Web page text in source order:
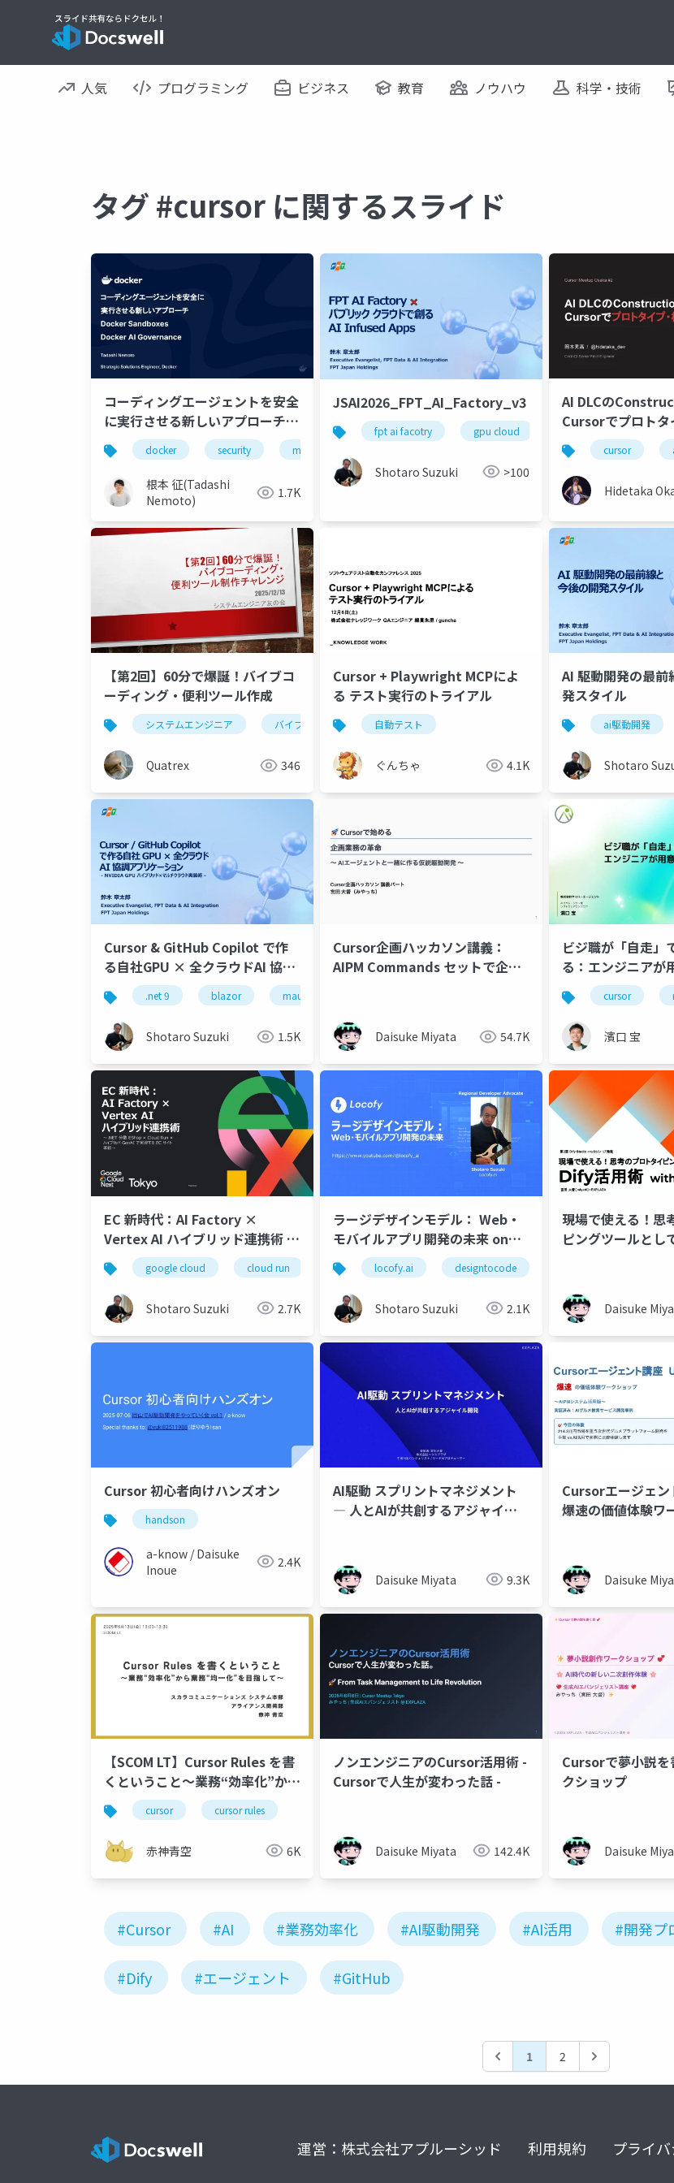
人気 プログラミング ビジネス 教育 ノウハウ 科学・技術
タグ #cursor に関するスライド
コーディングエージェントを安全
に実行させる新しいアプローチ
〜Docker Sandboxes・AI
Governance〜
docker security mcp
根本 征(Tadashi
Nemoto)
1.7K
JSAI2026_FPT_AI_Factory_v3
fpt ai facotry gpu cloud nvidia google
Shotaro Suzuki >100
AI DLCの
Cursorでプロトタ
る
cursor
Hidetaka
【第2回】60分で爆誕！バイブコ
ーディング・便利ツール作成
システムエンジニア バイブコーディング vibe coding claude code
Quatrex 346
Cursor + Playwright MCPによ
る テスト実行のトライアル
自動テスト
ぐんちゃ 4.1K
AI 駆動開発の最前
発スタイル
ai駆動開発
Shotaro
Cursor & GitHub Copilot で作
る自社GPU × 全クラウドAI 協調
アプリケーション- AI 駆動開発新
時代- NVIDIA GPU ハイブリッド
×マルチクラウド実装術-公開
.net 9 blazor maui gpu nvidia
Shotaro Suzuki 1.5K
Cursor企画ハッカソン講義：
AIPM Commands セットで企画
Daisuke Miyata 54.7K
ビジ職が「自走」
る：エンジニアが
Cursor構成
cursor
濱口 宝
EC 新時代：AI Factory ×
Vertex AI ハイブリッド連携術 -
配布用(当日実施版)
google cloud cloud run gemini 2.5 pro gemini 2.0 flash
Shotaro Suzuki 2.7K
ラージデザインモデル： Web・
モバイルアプリ開発の未来 on
Vibe Coding Catfe
locofy.ai designtocode
Shotaro Suzuki 2.1K
現場で使える！思
ピングツールとし
Daisuke
Cursor 初心者向けハンズオン
handson
a-know / Daisuke
Inoue
2.4K
AI駆動 スプリントマネジメント
― 人とAIが共創するアジャイル
Daisuke Miyata 9.3K
Cursorエージェ
爆速の価値体験ワ
Daisuke
【SCOM LT】Cursor Rules を書
くということ〜業務“効率化”から
業務“均一化”を目指して〜
cursor cursor rules
赤神青空 6K
ノンエンジニアのCursor活用術 -
Cursorで人生が変わった話 -
Daisuke Miyata 142.4K
Cursorで夢小説を
クショップ
Daisuke
#Cursor #AI #業務効率化 #AI駆動開発 #AI活用 #開発プ
#Dify #エージェント #GitHub
1 2
運営：株式会社アプルーシッド 利用規約 プライ